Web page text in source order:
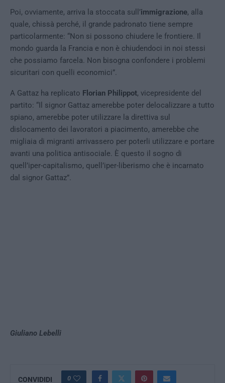
Poi, ovviamente, arriva la stoccata sull’immigrazione, alla
quale, chissà perché, il grande padronato tiene sempre
particolarmente: “Non si possono chiudere le frontiere. Il
mondo guarda la Francia e non è chiudendoci in noi stessi
che possiamo farcela. Non bisogna confondere i problemi
sicuritari con quelli economici”.
A Gattaz ha replicato Florian Philippot, vicepresidente del
partito: “Il signor Gattaz amerebbe poter delocalizzare a tutto
spiano, amerebbe poter utilizzare la direttiva sul
dislocamento dei lavoratori a piacimento, amerebbe che
migliaia di migranti arrivassero per poterli utilizzare e portare
avanti una politica antisociale. È questo il sogno di
quell’iper-capitalismo, quell’iper-liberismo che è incarnato
dal signor Gattaz”.
Giuliano Lebelli
CONVIDIDI 0